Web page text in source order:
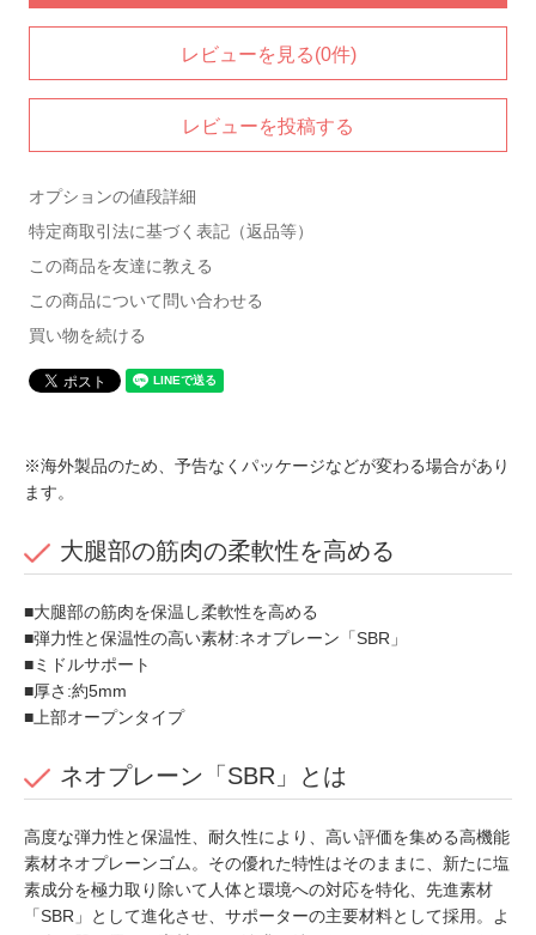
レビューを見る(0件)
レビューを投稿する
オプションの値段詳細
特定商取引法に基づく表記（返品等）
この商品を友達に教える
この商品について問い合わせる
買い物を続ける
※海外製品のため、予告なくパッケージなどが変わる場合があり
ます。
大腿部の筋肉の柔軟性を高める
■大腿部の筋肉を保温し柔軟性を高める
■弾力性と保温性の高い素材:ネオプレーン「SBR」
■ミドルサポート
■厚さ:約5mm
■上部オープンタイプ
ネオプレーン「SBR」とは
高度な弾力性と保温性、耐久性により、高い評価を集める高機能
素材ネオプレーンゴム。その優れた特性はそのままに、新たに塩
素成分を極力取り除いて人体と環境への対応を特化、先進素材
「SBR」として進化させ、サポーターの主要材料として採用。よ